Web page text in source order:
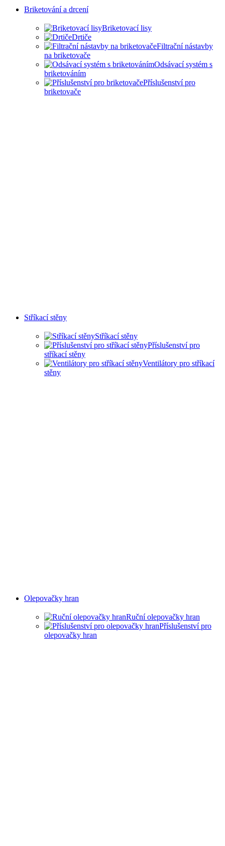
Briketování a drcení
Briketovací lisy
Drtiče
Filtrační nástavby
na briketovače
Odsávací systém s
briketováním
Příslušenství pro
briketovače
Stříkací stěny
Stříkací stěny
Příslušenství pro
stříkací stěny
Ventilátory pro stříkací
stěny
Olepovačky hran
Ruční olepovačky hran
Příslušenství pro
olepovačky hran